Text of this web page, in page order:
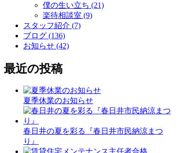
僕の生い立ち (21)
楽待相談室 (9)
スタッフ紹介 (7)
ブログ (136)
お知らせ (42)
最近の投稿
夏季休業のお知らせ
春日井の夏を彩る『春日井市民納涼まつ
り』